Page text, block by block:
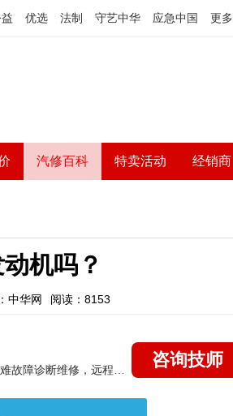
优选 法制 守艺中华 应急中国 更多
汽修百科 特卖活动 经销商
机吗？
中华网 阅读：8153
咨询技师